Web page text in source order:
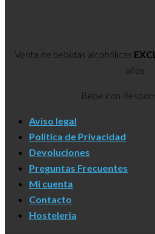
Venta de bebidas alcohólicas
años
Bebe con
Aviso legal
Politica de Privacidad
Devoluciones
Preguntas Frecuentes
Mi cuenta
Contacto
Hosteleria